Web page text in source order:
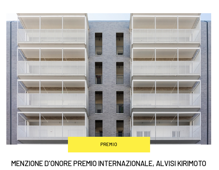
PREMIO
MENZIONE D'ONORE PREMIO INTERNAZIONALE, ALVISI KIRIMOTO